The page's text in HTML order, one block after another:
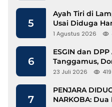
5
Ayah Tiri di
Usai Diduga
1 Agustus 2026
6
ESGIN dan
Tanggamus,
Berbasis Kopi
23 Juli 2026 419
7
PENJARA
NARKOBA: